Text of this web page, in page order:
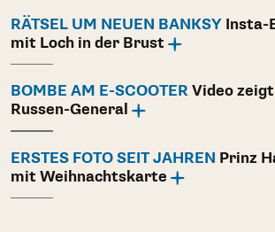
RÄTSEL UM NEUEN BANKSY Insta-
mit Loch in der Brust
BOMBE AM E-SCOOTER Video
Russen-General
ERSTES FOTO SEIT JAHREN Prinz
mit Weihnachtskarte